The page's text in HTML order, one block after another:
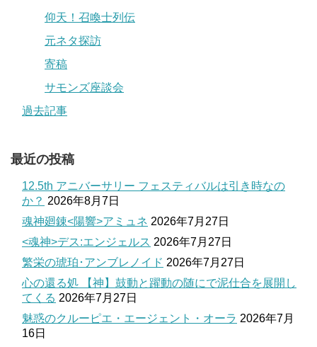
仰天！召喚士列伝
元ネタ探訪
寄稿
サモンズ座談会
過去記事
最近の投稿
12.5th アニバーサリー フェスティバルは引き時なの
か？ 2026年8月7日
魂神廻錬<陽響>アミュネ 2026年7月27日
<魂神>デス:エンジェルス 2026年7月27日
繁栄の琥珀･アンブレノイド 2026年7月27日
心の還る処 【神】鼓動と躍動の随にで泥仕合を展開し
てくる 2026年7月27日
魅惑のクルーピエ・エージェント・オーラ 2026年7月
16日